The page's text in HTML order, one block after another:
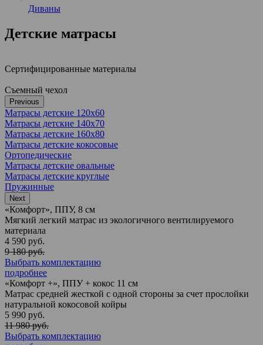
Диваны
Детские матрасы
Сертифицированные материалы
Съемный чехол
Previous
Матрасы детские 120x60
Матрасы детские 140x70
Матрасы детские 160x80
Матрасы детские кокосовые
Ортопедические
Матрасы детские овальные
Матрасы детские круглые
Пружинные
Next
«Комфорт», ППУ, 8 см
Мягкий легкий матрас из экологичного вентилируемого
материала
4 590 руб.
9 180 руб.
Выбрать комплектацию
подробнее
«Комфорт +», ППУ + кокос 11 см
Матрас средней жесткой с одной стороны за счет прослойки
натуральной кокосовой койры
5 990 руб.
11 980 руб.
Выбрать комплектацию